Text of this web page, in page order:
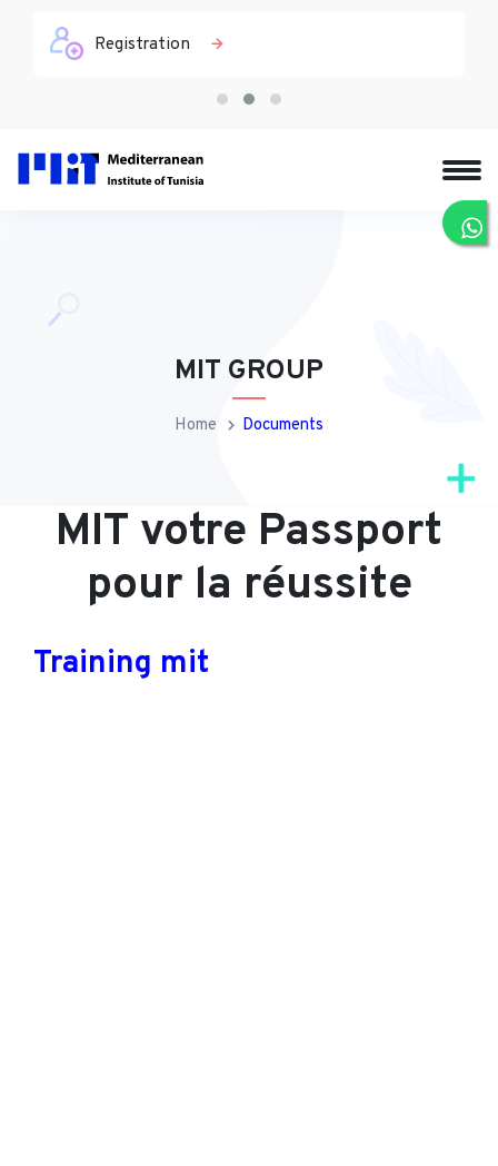
Registration
MIT GROUP
Home Documents
MIT votre Passport
pour la réussite
Training mit